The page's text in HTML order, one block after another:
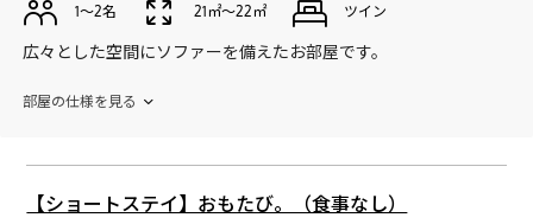
1〜2名 21㎡〜22㎡ ツイン
広々とした空間にソファーを備えたお部屋です。
部屋の仕様を見る
【ショートステイ】おもたび。（食事なし）